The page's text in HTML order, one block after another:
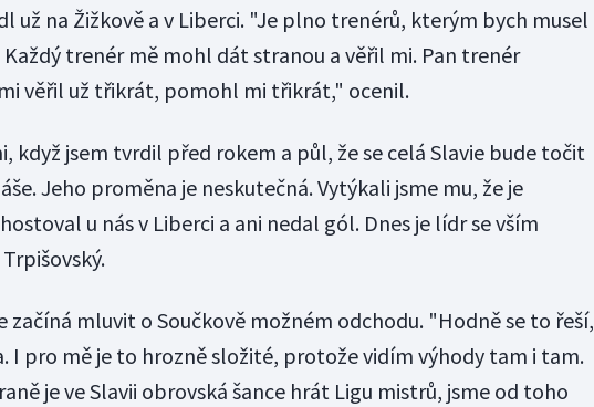
už na Žižkově a v Liberci. "Je plno trenérů, kterým bych musel
trenér mě mohl dát stranou a věřil mi. Pan trenér
věřil už třikrát, pomohl mi třikrát," ocenil.
když jsem tvrdil před rokem a půl, že se celá Slavie bude točit
Jeho proměna je neskutečná. Vytýkali jsme mu, že je
u nás v Liberci a ani nedal gól. Dnes je lídr se vším
začíná mluvit o Součkově možném odchodu. "Hodně se to řeší,
I pro mě je to hrozně složité, protože vidím výhody tam i tam.
je ve Slavii obrovská šance hrát Ligu mistrů, jsme od toho